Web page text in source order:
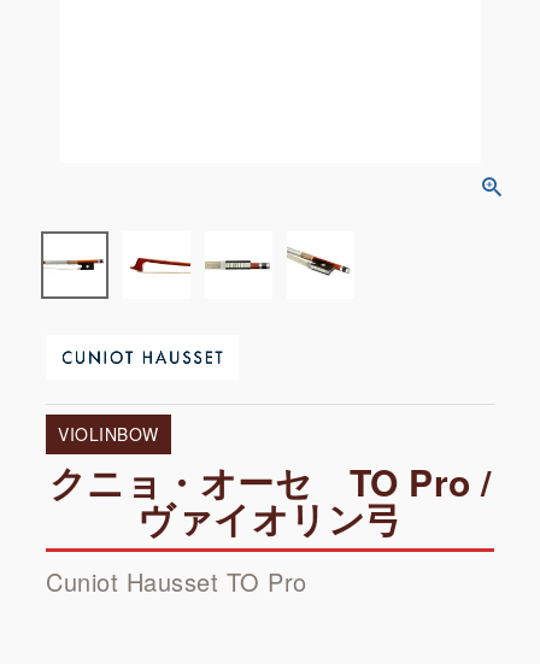
VIOLINBOW
クニョ・オーセ TO Pro /
ヴァイオリン弓
Cuniot Hausset TO Pro